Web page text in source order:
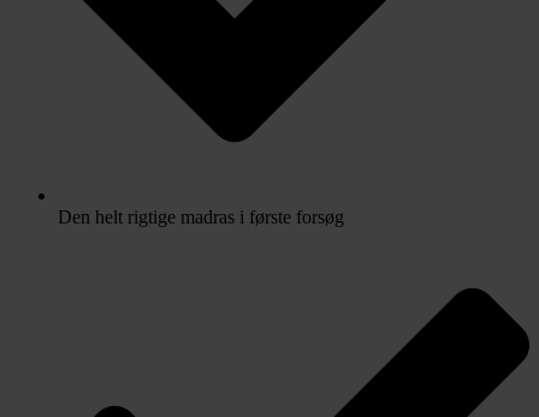
Den helt rigtige madras i første forsøg